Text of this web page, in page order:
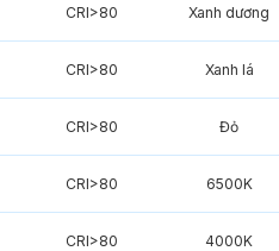
CRI>80 Xanh dương
CRI>80 Xanh lá
CRI>80 Đỏ
CRI>80 6500K
CRI>80 4000K